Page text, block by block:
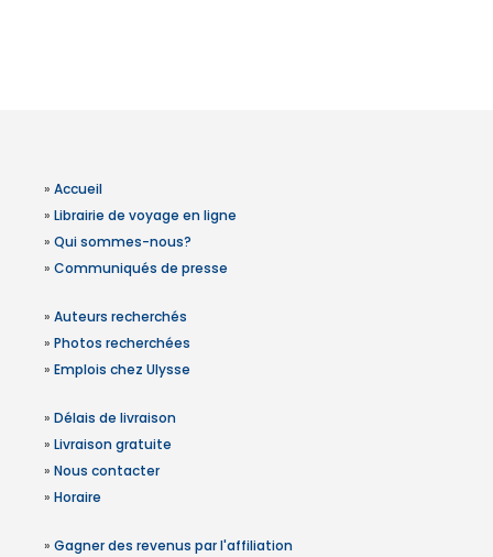
» Accueil
» Librairie de voyage en ligne
» Qui sommes-nous?
» Communiqués de presse
» Auteurs recherchés
» Photos recherchées
» Emplois chez Ulysse
» Délais de livraison
» Livraison gratuite
» Nous contacter
» Horaire
» Gagner des revenus par l'affiliation